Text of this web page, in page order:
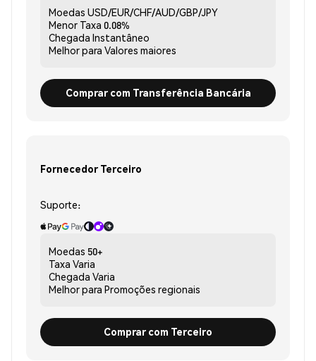
Moedas USD/EUR/CHF/AUD/GBP/JPY
Menor Taxa 0.08%
Chegada Instantâneo
Melhor para Valores maiores
Comprar com Transferência Bancária
Fornecedor Terceiro
Suporte:
Moedas 50+
Taxa Varia
Chegada Varia
Melhor para Promoções regionais
Comprar com Terceiro